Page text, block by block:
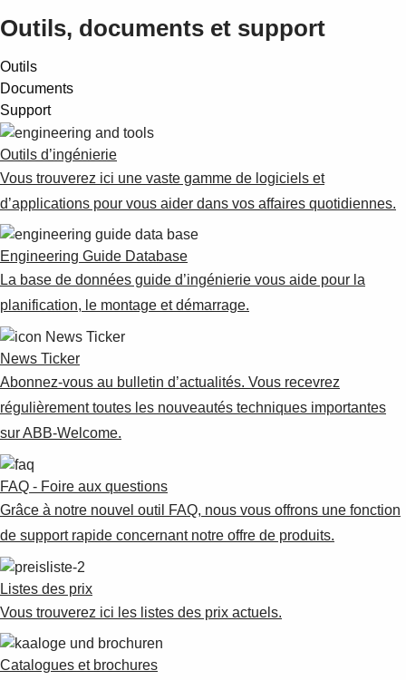
Outils, documents et support
Outils
Documents
Support
Outils d’ingénierie
Vous trouverez ici une vaste gamme de logiciels et
d’applications pour vous aider dans vos affaires quotidiennes.
Engineering Guide Database
La base de données guide d’ingénierie vous aide pour la
planification, le montage et démarrage.
News Ticker
Abonnez-vous au bulletin d’actualités. Vous recevrez
régulièrement toutes les nouveautés techniques importantes
sur ABB-Welcome.
FAQ - Foire aux questions
Grâce à notre nouvel outil FAQ, nous vous offrons une fonction
de support rapide concernant notre offre de produits.
Listes des prix
Vous trouverez ici les listes des prix actuels.
Catalogues et brochures